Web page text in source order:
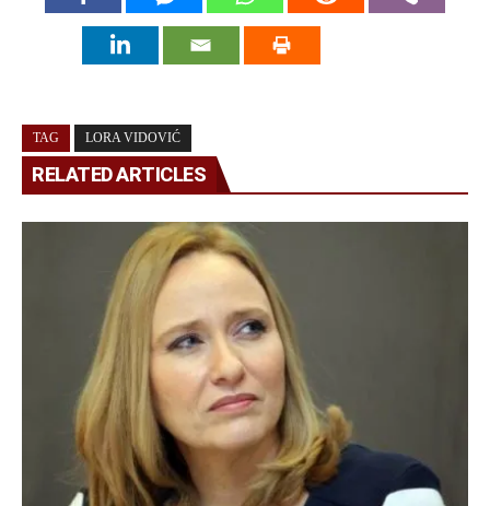
TAG LORA VIDOVIĆ
RELATED ARTICLES